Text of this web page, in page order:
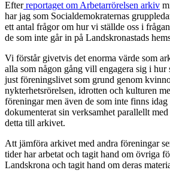
Efterreportaget om Arbetarrörelsen arkiv
har jag som Socialdemokraternas
ett antal frågor om hur vi ställde oss i
de som inte går in på Landskronastads
Vi förstår givetvis det enorma värde som
alla som någon gång vill engagera sig i hur
just föreningslivet som grund genom
nykterhetsrörelsen, idrotten och kulturen
föreningar men även de som inte finns
dokumenterat sin verksamhet parallellt
detta till arkivet.
Att jämföra arkivet med andra föreningar
tider har arbetat och tagit hand om övriga
Landskrona och tagit hand om deras